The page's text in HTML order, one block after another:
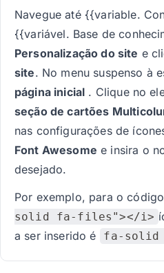
Navegue até {{variable.
{{variável. Base de
Personalização do site e
site. No menu suspenso à
página inicial . Clique no
seção de cartões
nas configurações de
Font Awesome e insira o
desejado.
Por exemplo, para o código
solid fa-files"></i>
a ser inserido é
fa-